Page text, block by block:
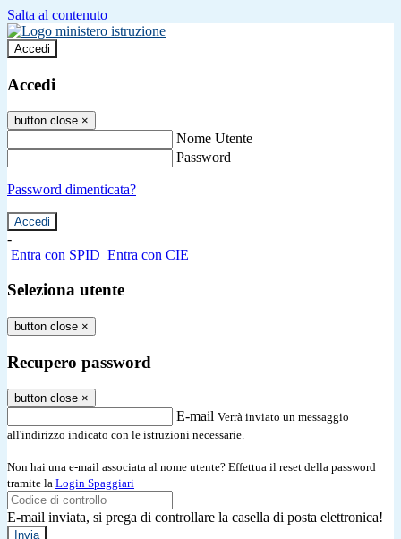
Salta al contenuto
Accedi
Accedi
button close ×
Nome Utente
Password
Password dimenticata?
-
Entra con SPID Entra con CIE
Seleziona utente
button close ×
Recupero password
button close ×
E-mail Verrà inviato un messaggio
all'indirizzo indicato con le istruzioni necessarie.
Non hai una e-mail associata al nome utente? Effettua il reset della password
tramite la Login Spaggiari
E-mail inviata, si prega di controllare la casella di posta elettronica!